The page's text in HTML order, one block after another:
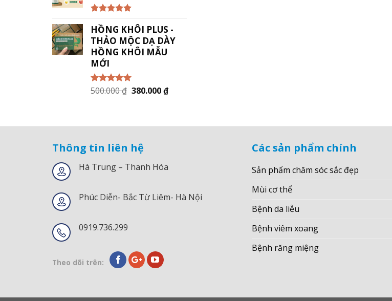
hạng5.005
sao
HỒNG KHÔI PLUS -
THẢO MỘC DẠ DÀY
HỒNG KHÔI MẪU
MỚI
Được xếp
5.005
500.000₫ 380.000₫
Thông tin liên hệ
Hà Trung – Thanh Hóa
Phúc Diễn- Bắc Từ Liêm- Hà Nội
0919.736.299
Theo dõi trên:
Các sản phẩm chính
Sản phẩm chăm sóc sắc đẹp
Mùi cơ thể
Bệnh da liễu
Bệnh viêm xoang
Bệnh răng miệng